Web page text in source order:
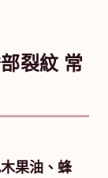
裂紋 常
果油、蜂